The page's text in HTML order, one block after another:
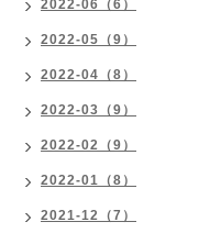
2022-06（6）
2022-05（9）
2022-04（8）
2022-03（9）
2022-02（9）
2022-01（8）
2021-12（7）